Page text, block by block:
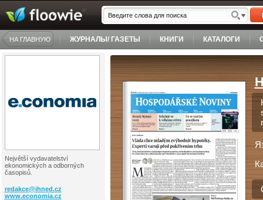
НА ГЛАВНУЮ ЖУРНАЛЫ/ ГАЗЕТЫ КНИГИ КАТАЛОГИ
Největší vydavatelství
ekonomických a odborných
časopisů.
redakce@ihned.cz
www.economia.cz